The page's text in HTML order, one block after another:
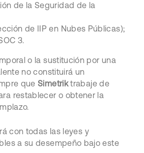
de la Seguridad de la
de IIP en Nubes Públicas);
3.
o la sustitución por una
no constituirá un
queSimetriktrabaje de
restablecer o obtener la
con todas las leyes y
a su desempeño bajo este